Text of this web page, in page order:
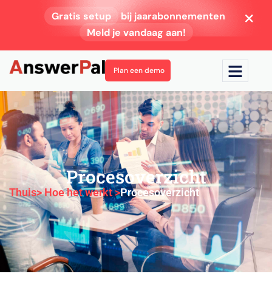
Gratis setup bij jaarabonnementen
Meld je vandaag aan!
Plan een demo
Procesoverzicht
Thuis> Hoe het werkt >Procesoverzicht